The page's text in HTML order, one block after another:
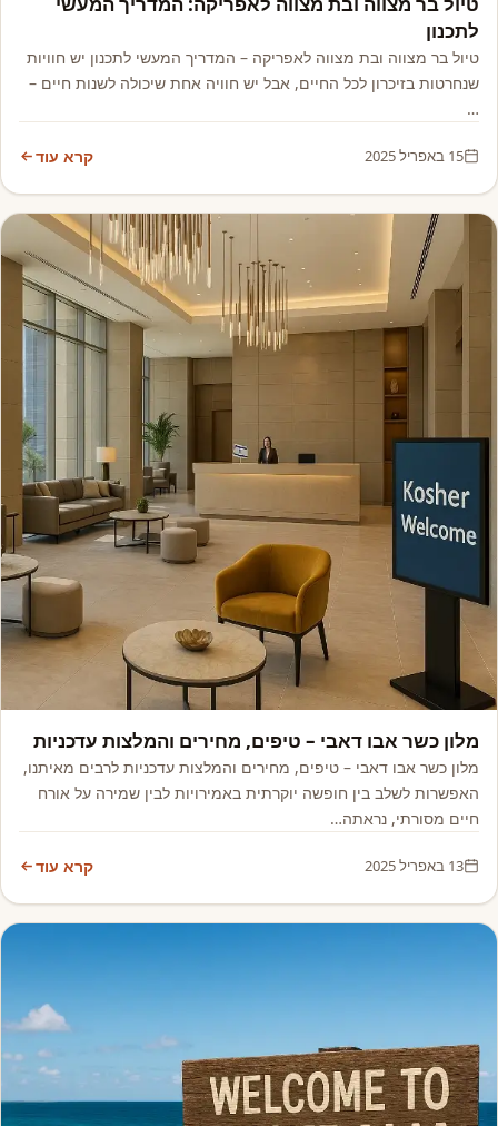
לתכנון
טיול בר מצווה ובת מצווה לאפריקה – המדריך המעשי לתכנון יש חוויות
שנחרטות בזיכרון לכל החיים, אבל יש חוויה אחת שיכולה לשנות חיים –
…
15 באפריל 2025 קרא עוד
מלון כשר אבו דאבי – טיפים, מחירים והמלצות עדכניות
מלון כשר אבו דאבי – טיפים, מחירים והמלצות עדכניות לרבים מאיתנו,
האפשרות לשלב בין חופשה יוקרתית באמירויות לבין שמירה על אורח
חיים מסורתי, נראתה…
13 באפריל 2025 קרא עוד